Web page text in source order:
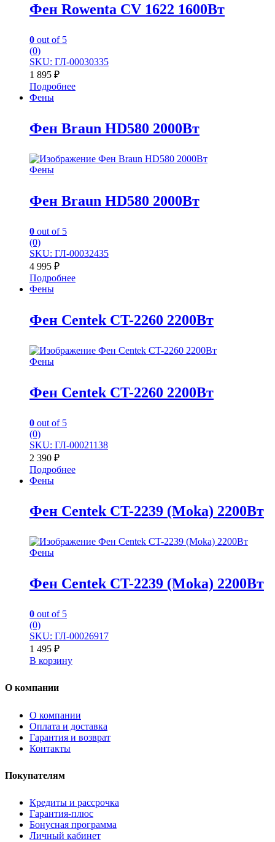
Фен Rowenta CV 1622 1600Вт
0 out of 5
(0)
SKU: ГЛ-00030335
1 895 ₽
Подробнее
Фены
Фен Braun HD580 2000Вт
Фены
Фен Braun HD580 2000Вт
0 out of 5
(0)
SKU: ГЛ-00032435
4 995 ₽
Подробнее
Фены
Фен Centek CT-2260 2200Вт
Фены
Фен Centek CT-2260 2200Вт
0 out of 5
(0)
SKU: ГЛ-00021138
2 390 ₽
Подробнее
Фены
Фен Centek CT-2239 (Моkа) 2200Вт
Фены
Фен Centek CT-2239 (Моkа) 2200Вт
0 out of 5
(0)
SKU: ГЛ-00026917
1 495 ₽
В корзину
О компании
О компании
Оплата и доставка
Гарантия и возврат
Контакты
Покупателям
Кредиты и рассрочка
Гарантия-плюс
Бонусная программа
Личный кабинет